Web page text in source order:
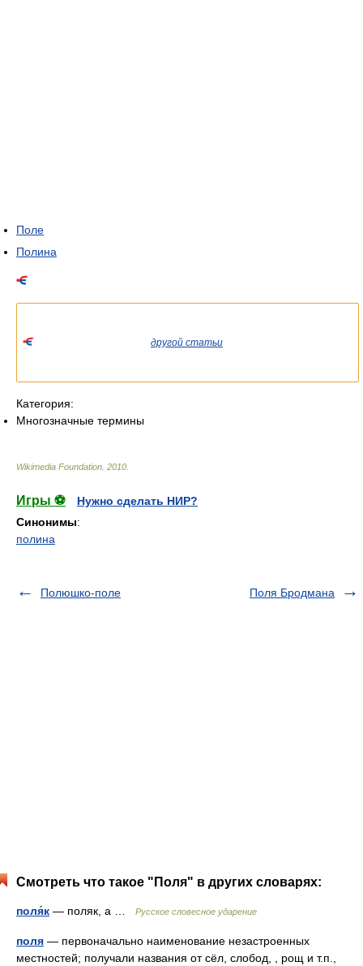
Поле
Полина
другой статьи
Категория:
Многозначные термины
Wikimedia Foundation 2010
Игры ⚽
Нужно сделать НИР?
Синонимы:
полина
Полюшко-поле Поля Бродмана
Смотреть что такое "Поля" в других словарях:
поля́к — поляк, а … Русское словесное ударение
поля — первоначально наименование незастроенных
местностей; получали названия от сёл, слобод, , рощ и т.п.,